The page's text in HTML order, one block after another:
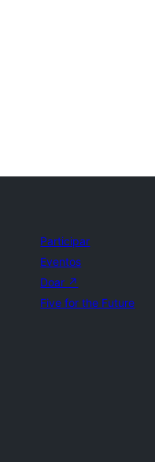
Participar
Eventos
Doar ↗
Five for the Future